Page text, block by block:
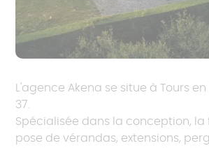
L'agence Akena se situe à Tours
37.
Spécialisée dans la conception,
pose de vérandas, extensions,